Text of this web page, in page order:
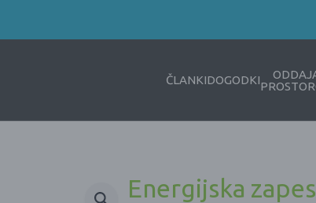
ČLANKIDOGODKI
Energijska